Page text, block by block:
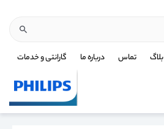
بلاگ تماس درباره ما گارانتی و خدمات